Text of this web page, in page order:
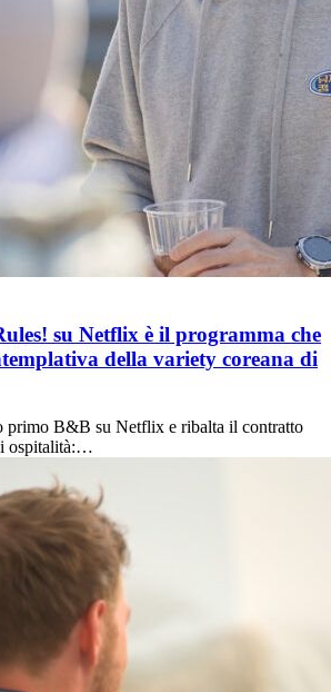
su Netflix è il programma che
della variety coreana di
primo B&B su Netflix e ribalta il contratto
ospitalità:…